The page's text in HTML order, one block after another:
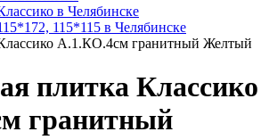
в Челябинске
115*115 в Челябинске
А.1.КО.4см гранитный Желтый
плитка Классико
гранитный